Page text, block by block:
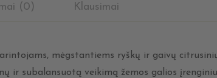
(0) Klausimai
mėgstantiems ryškų ir gaivų
ir subalansuotą veikimą žemos galios